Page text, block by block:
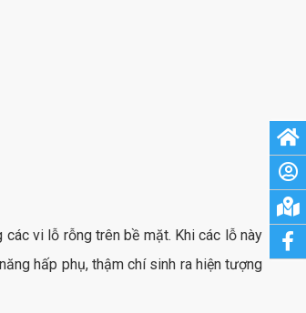
vi lỗ rỗng trên bề mặt. Khi các lỗ này
hấp phụ, thậm chí sinh ra hiện tượng